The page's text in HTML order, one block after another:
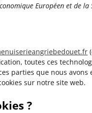
Européen et de la
toutes ces
parties que nous avons
sur notre site web.
?